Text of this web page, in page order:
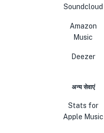
Soundcloud
Amazon
Music
Deezer
अन्य सेवाएं
Stats for
Apple Music